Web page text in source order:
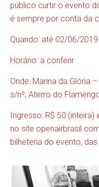
público curtir o evento
é sempre por conta da
Quando: até 02/06/2019
Horário: a conferir
Onde: Marina da Glória
s/nº, Aterro do
Ingresso: R$ 50 (inteira)
no site
bilheteria do evento,